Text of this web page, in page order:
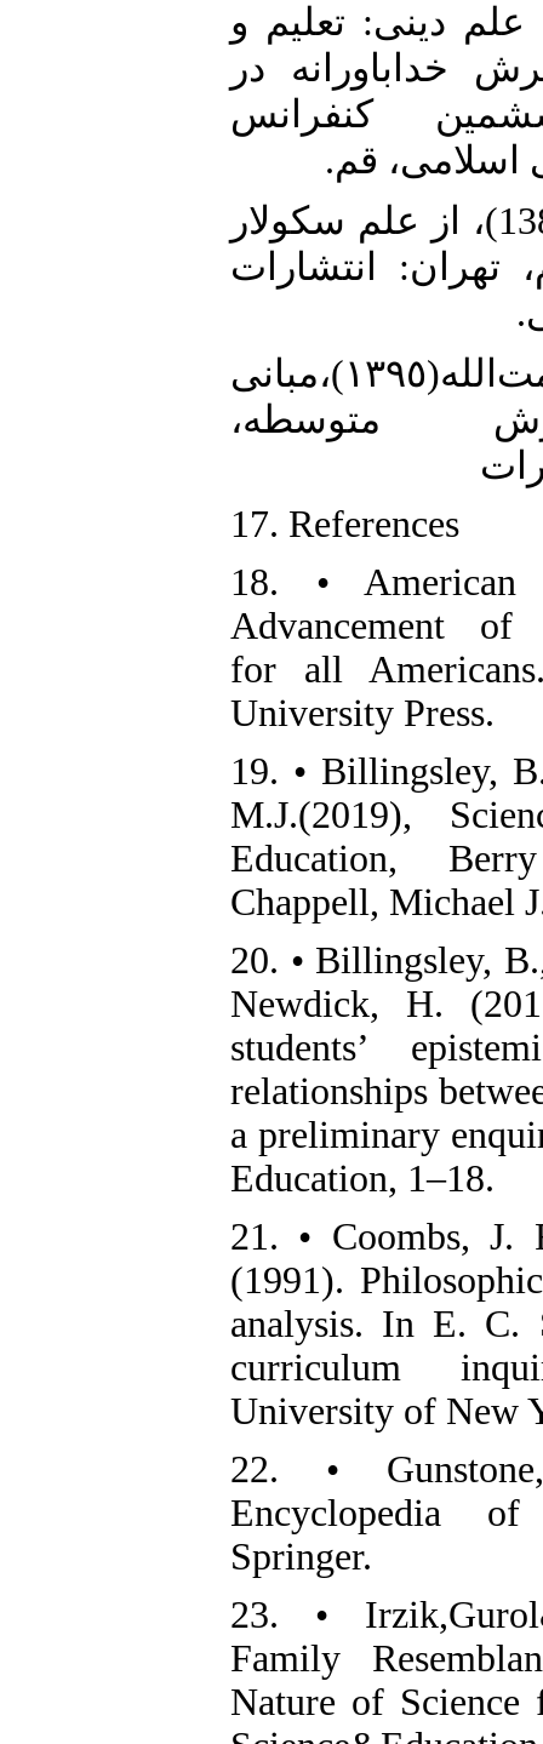
دینی: تعلیم و
خداباورانه در
کنفرانس
اسلامی، قم.
15. • گلشنی، مهدی(1380)، از علم سکولار
تهران: انتشارات
16. • موسی‌پور،نعمت‌الله‌(١٣٩٥)،مبانی
متوسطه،
17. References
18. • American
Advancement of
for all
University Press.
19. • Billingsley,
M.J.(2019),
Education,
Chappell, Michael
20. • Billingsley,
Newdick, H.
students’
relationships
a preliminary
Education, 1–18.
21. • Coombs,
(1991).
analysis. In E. C.
curriculum
University of New
22. • Gunstone,
Encyclopedia
Springer.
23. •
Family
Nature of Science